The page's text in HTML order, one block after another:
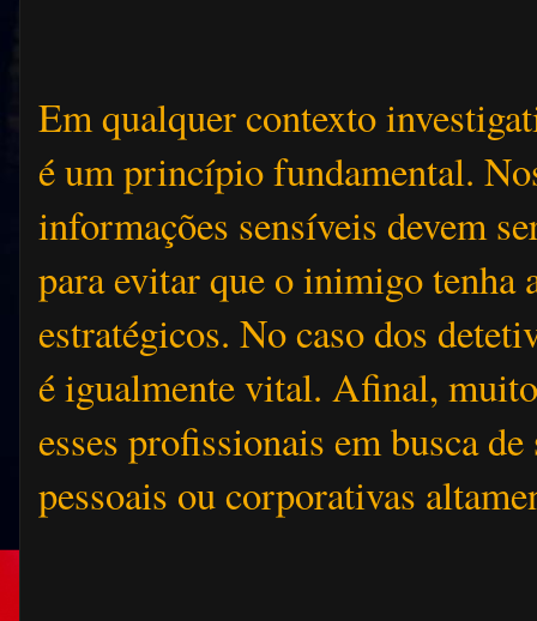
Em qualquer contexto
é um princípio fundamental.
informações sensíveis devem
para evitar que o inimigo tenha
estratégicos. No caso dos
é igualmente vital. Afinal,
esses profissionais em busca
pessoais ou corporativas